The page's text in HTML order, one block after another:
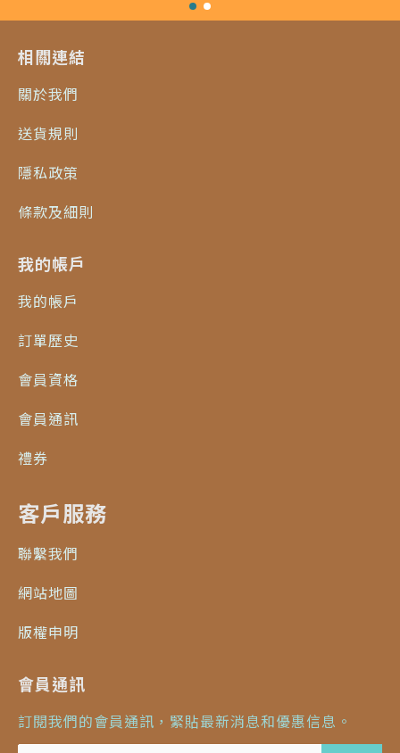
相關連結
關於我們
送貨規則
隱私政策
條款及細則
我的帳戶
我的帳戶
訂單歷史
會員資格
會員通訊
禮券
客戶服務
聯繫我們
網站地圖
版權申明
會員通訊
訂閱我們的會員通訊，緊貼最新消息和優惠信息。